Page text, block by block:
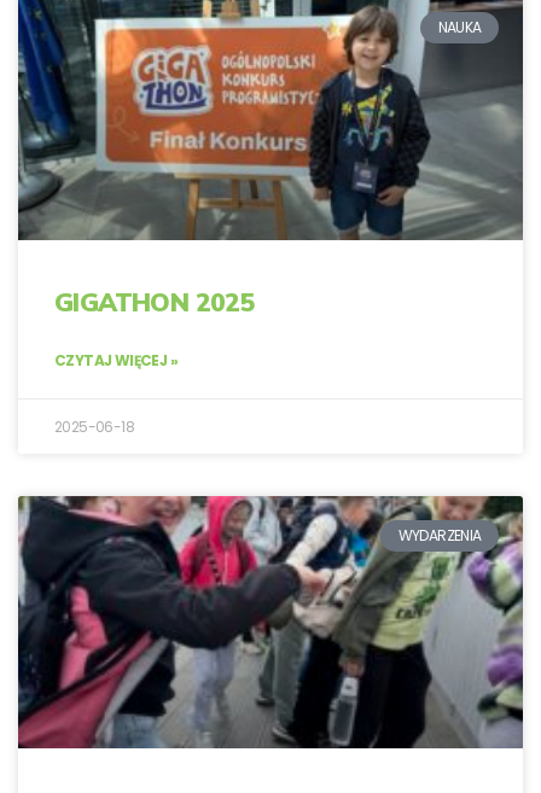
NAUKA
GIGATHON 2025
CZYTAJ WIĘCEJ »
2025-06-18
WYDARZENIA